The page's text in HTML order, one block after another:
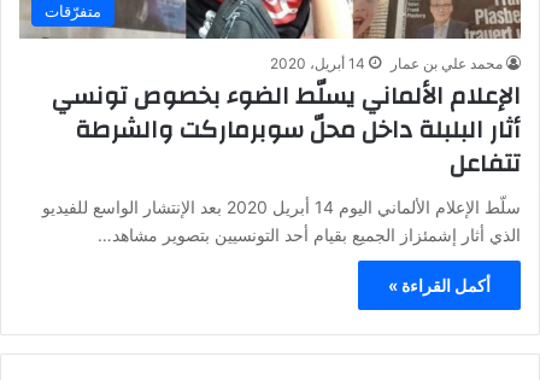
متفرّقات
محمد علي بن عمار 14 أبريل، 2020
الإعلام الألماني يسلّط الضوء بخصوص تونسي
أثار البلبلة داخل محلّ سوبرماركت والشرطة
تتفاعل
سلّط الإعلام الألماني اليوم 14 أبريل 2020 بعد الإنتشار الواسع للفيديو
الذي أثار إشمئزاز الجميع بقيام أحد التونسيين بتصوير مشاهد…
أكمل القراءة »